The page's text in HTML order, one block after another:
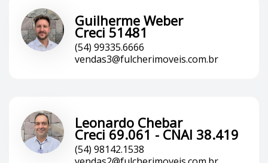
Guilherme Weber
Creci 51481
(54) 99335.6666
vendas3@fulcherimoveis.com.br
Leonardo Chebar
Creci 69.061 - CNAI 38.419
(54) 98142.1538